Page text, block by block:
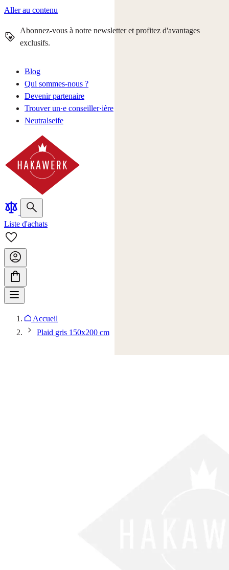
Aller au contenu
Abonnez-vous à notre newsletter et profitez d'avantages
exclusifs.
Blog
Qui sommes-nous ?
Devenir partenaire
Trouver un·e conseiller·ière
Neutralseife
Liste d'achats
Accueil
Plaid gris 150x200 cm